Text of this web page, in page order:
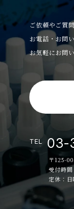
ご依頼やご質
お電話・お問
お気軽にお問
TEL 03-
〒125-
受付時
定休：日